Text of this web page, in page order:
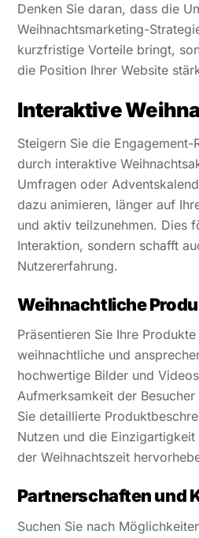
Denken Sie daran, dass die
Weihnachtsmarketing-
kurzfristige Vorteile bringt,
die Position Ihrer Website
Interaktive
Steigern Sie die Engagement-
durch interaktive
Umfragen oder
dazu animieren, länger auf
und aktiv teilzunehmen. Dies
Interaktion, sondern schafft
Nutzererfahrung.
Weihnachtliche
Präsentieren Sie Ihre
weihnachtliche und
hochwertige Bilder und
Aufmerksamkeit der
Sie detaillierte
Nutzen und die
der Weihnachtszeit
Partnerschaften und
Suchen Sie nach